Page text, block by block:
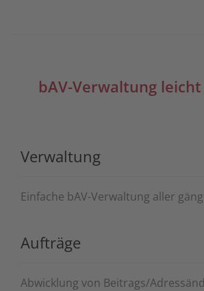
bAV-Verwaltung
Verwaltung
Einfache bAV-Verwaltung aller
Aufträge
Abwicklung von Beitrags/